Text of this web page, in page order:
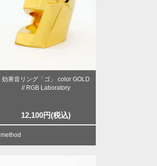
効果音リング「ゴ」 color GOLD
// RGB Laboratory
12,100円(税込)
method